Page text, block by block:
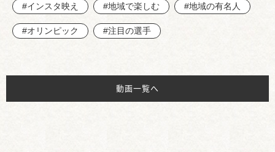
#インスタ映え #地域で楽しむ #地域の有名人
#オリンピック #注目の選手
動画一覧へ